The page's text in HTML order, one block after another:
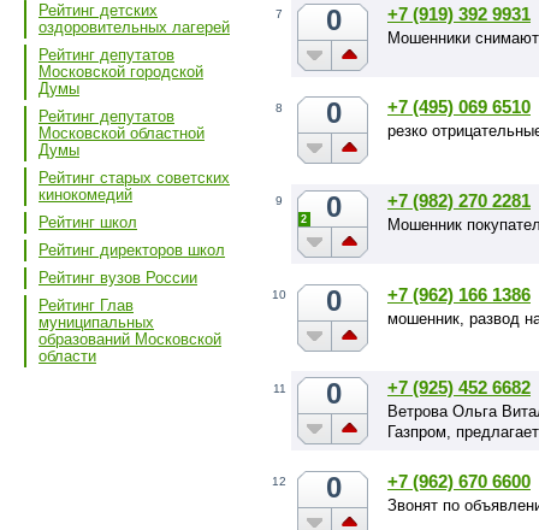
Рейтинг детских
оздоровительных лагерей
Рейтинг депутатов
Московской городской
Думы
Рейтинг депутатов
Московской областной
Думы
Рейтинг старых советских
кинокомедий
Рейтинг школ
Рейтинг директоров школ
Рейтинг вузов России
Рейтинг Глав
муниципальных
образований Московской
области
7 0 +7 (919) 392 9931
Мошенники снимают
8 0 +7 (495) 069 6510
резко
9 0
2
+7 (982) 270 2281
Мошенник
10 0 +7 (962) 166 1386
мошенник, развод
11 0 +7 (925) 452 6682
Ветрова Ольга
Газпром,
12 0 +7 (962) 670 6600
Звонят по